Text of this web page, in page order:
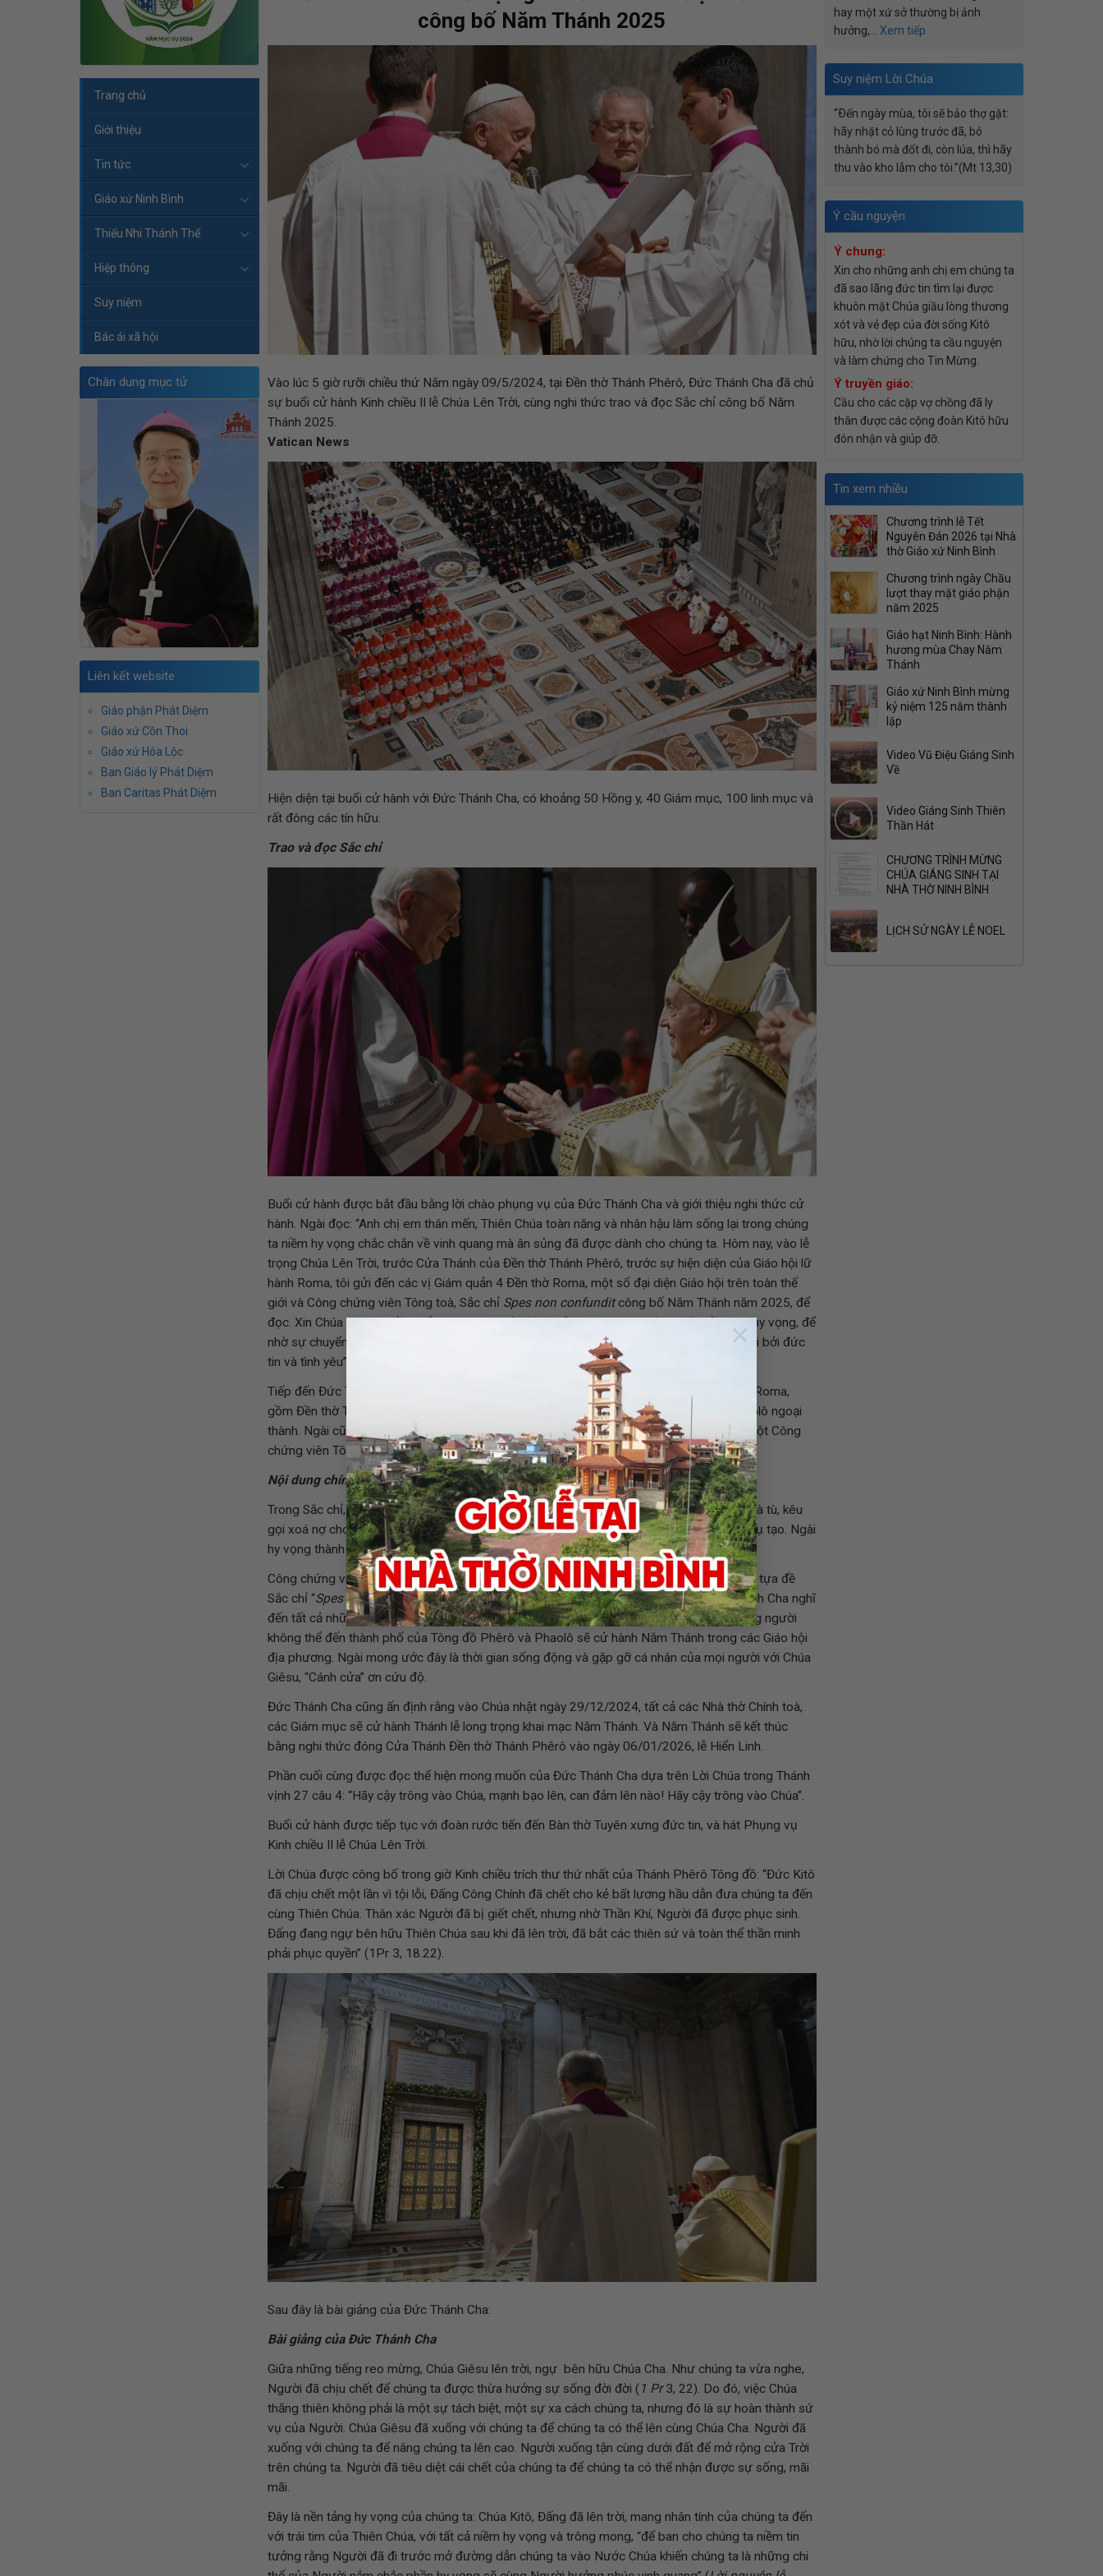
×
Trang chủ
Giới thiệu
Tin tức
Giáo xứ Ninh Bình
Thiếu Nhi Thánh Thể
Hiệp thông
Suy niệm
Bác ái xã hội
Chân dung mục tử
Liên kết website
Giáo phận Phát Diệm
Giáo xứ Cồn Thoi
Giáo xứ Hóa Lộc
Ban Giáo lý Phát Diệm
Ban Caritas Phát Diệm
công bố Năm Thánh 2025
Vào lúc 5 giờ rưỡi chiều thứ Năm ngày 09/5/2024, tại Đền thờ Thánh Phêrô, Đức Thánh Cha đã chủ
sự buổi cử hành Kinh chiều II lễ Chúa Lên Trời, cùng nghi thức trao và đọc Sắc chỉ công bố Năm
Thánh 2025.
Vatican News
Hiện diện tại buổi cử hành với Đức Thánh Cha, có khoảng 50 Hồng y, 40 Giám mục, 100 linh mục và
rất đông các tín hữu.
Trao và đọc Sắc chỉ
Buổi cử hành được bắt đầu bằng lời chào phụng vụ của Đức Thánh Cha và giới thiệu nghi thức cử
hành. Ngài đọc: “Anh chị em thân mến, Thiên Chúa toàn năng và nhân hậu làm sống lại trong chúng
ta niềm hy vọng chắc chắn về vinh quang mà ân sủng đã được dành cho chúng ta. Hôm nay, vào lễ
trọng Chúa Lên Trời, trước Cửa Thánh của Đền thờ Thánh Phêrô, trước sự hiện diện của Giáo hội lữ
hành Roma, tôi gửi đến các vị Giám quản 4 Đền thờ Roma, một số đại diện Giáo hội trên toàn thế
giới và Công chứng viên Tông toà, Sắc chỉ Spes non confunditcông bố Năm Thánh năm 2025, để
đọc. Xin Chúa Thánh Thần, Đấng Phục Sinh đã hứa, mở lòng chúng ta đón nhận hồng ân hy vọng, để
nhờ sự chuyển cầu của Đức Trinh Nữ Maria, cuộc sống của chúng ta có thể được đổi mới bởi đức
tin và tình yêu”.
Tiếp đến Đức Thánh Cha trao Sắc chỉ Năm Thánh 2025 cho bốn vị Giám quản Đền thờ ở Roma,
gồm Đền thờ Thánh Phêrô, Đền thờ Latêranô, Đền thờ Đức Bà Cả và Đền thờ Thánh Phaolô ngoại
thành. Ngài cũng trao Sắc chỉ cho các vị đại diện của các Giáo hội trên toàn thế giới và một Công
chứng viên Tông toà để đọc một số đoạn quan trọng của Sắc chỉ.
Nội dung chính của Sắc chỉ
Trong Sắc chỉ, Đức Thánh Cha tuyên bố ngài mong muốn sẽ mở Cửa Thánh trong một nhà tù, kêu
gọi xoá nợ cho các nước nghèo, tỷ lệ sinh cao hơn, chào đón người di cư và tôn trọng Thụ tạo. Ngài
hy vọng thành lập một Quỹ xoá đói và cam kết ngoại giao cho hoà bình lâu dài.
Công chứng viên Tông toà đọc ngắn gọn 25 điểm của Sắc chỉ. Điểm đầu tiên bắt đầu với tựa đề
Sắc chỉ “Spes non confundit – Niềm Hy vọng không làm thất vọng ” (Rm 5,5). Đức Thánh Cha nghĩ
đến tất cả những người hành hương hy vọng sẽ đến Roma trong Năm Thánh, và cả những người
không thể đến thành phố của Tông đồ Phêrô và Phaolô sẽ cử hành Năm Thánh trong các Giáo hội
địa phương. Ngài mong ước đây là thời gian sống động và gặp gỡ cá nhân của mọi người với Chúa
Giêsu, “Cánh cửa” ơn cứu độ.
Đức Thánh Cha cũng ấn định rằng vào Chúa nhật ngày 29/12/2024, tất cả các Nhà thờ Chính toà,
các Giám mục sẽ cử hành Thánh lễ long trọng khai mạc Năm Thánh. Và Năm Thánh sẽ kết thúc
bằng nghi thức đóng Cửa Thánh Đền thờ Thánh Phêrô vào ngày 06/01/2026, lễ Hiển Linh.
Phần cuối cùng được đọc thể hiện mong muốn của Đức Thánh Cha dựa trên Lời Chúa trong Thánh
vịnh 27 câu 4: “Hãy cậy trông vào Chúa, mạnh bạo lên, can đảm lên nào! Hãy cậy trông vào Chúa”.
Buổi cử hành được tiếp tục với đoàn rước tiến đến Bàn thờ Tuyên xưng đức tin, và hát Phụng vụ
Kinh chiều II lễ Chúa Lên Trời.
Lời Chúa được công bố trong giờ Kinh chiều trích thư thứ nhất của Thánh Phêrô Tông đồ: “Đức Kitô
đã chịu chết một lần vì tội lỗi, Đấng Công Chính đã chết cho kẻ bất lương hầu dẫn đưa chúng ta đến
cùng Thiên Chúa. Thân xác Người đã bị giết chết, nhưng nhờ Thần Khí, Người đã được phục sinh.
Đấng đang ngự bên hữu Thiên Chúa sau khi đã lên trời, đã bắt các thiên sứ và toàn thể thần minh
phải phục quyền” (1Pr 3, 18.22).
Sau đây là bài giảng của Đức Thánh Cha:
Bài giảng của Đức Thánh Cha
Giữa những tiếng reo mừng, Chúa Giêsu lên trời, ngự bên hữu Chúa Cha. Như chúng ta vừa nghe,
Người đã chịu chết để chúng ta được thừa hưởng sự sống đời đời (1 Pr3, 22). Do đó, việc Chúa
thăng thiên không phải là một sự tách biệt, một sự xa cách chúng ta, nhưng đó là sự hoàn thành sứ
vụ của Người. Chúa Giêsu đã xuống với chúng ta để chúng ta có thể lên cùng Chúa Cha. Người đã
xuống với chúng ta để nâng chúng ta lên cao. Người xuống tận cùng dưới đất để mở rộng cửa Trời
trên chúng ta. Người đã tiêu diệt cái chết của chúng ta để chúng ta có thể nhận được sự sống, mãi
mãi.
Đây là nền tảng hy vọng của chúng ta: Chúa Kitô, Đấng đã lên trời, mang nhân tính của chúng ta đến
với trái tim của Thiên Chúa, với tất cả niềm hy vọng và trông mong, “để ban cho chúng ta niềm tin
tưởng rằng Người đã đi trước mở đường dẫn chúng ta vào Nước Chúa khiến chúng ta là những chi
hay một xứ sở thường bị ảnh
hưởng,… Xem tiếp
Suy niệm Lời Chúa
“Ðến ngày mùa, tôi sẽ bảo thợ gặt:
hãy nhặt cỏ lùng trước đã, bó
thành bó mà đốt đi, còn lúa, thì hãy
thu vào kho lẫm cho tôi.”(Mt 13,30)
Ý cầu nguyện
Ý chung:
Xin cho những anh chị em chúng ta
đã sao lãng đức tin tìm lại được
khuôn mặt Chúa giầu lòng thương
xót và vẻ đẹp của đời sống Kitô
hữu, nhờ lời chúng ta cầu nguyện
và làm chứng cho Tin Mừng.
Ý truyền giáo:
Cầu cho các cặp vợ chồng đã ly
thân được các cộng đoàn Kitô hữu
đón nhận và giúp đỡ.
Tin xem nhiều
Chương trình lễ Tết
Nguyên Đán 2026 tại Nhà
thờ Giáo xứ Ninh Bình
Chương trình ngày Chầu
lượt thay mặt giáo phận
năm 2025
Giáo hạt Ninh Bình: Hành
hương mùa Chay Năm
Thánh
Giáo xứ Ninh Bình mừng
kỷ niệm 125 năm thành
lập
Video Vũ Điệu Giáng Sinh
Về
Video Giáng Sinh Thiên
Thần Hát
CHƯƠNG TRÌNH MỪNG
CHÚA GIÁNG SINH TẠI
NHÀ THỜ NINH BÌNH
LỊCH SỬ NGÀY LỄ NOEL